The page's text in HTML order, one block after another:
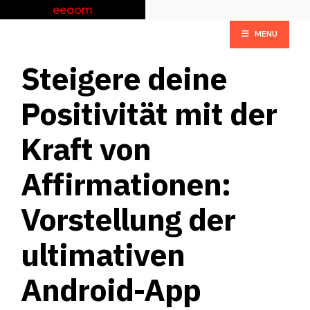
eeoom
MENU
Steigere deine
Positivität mit der
Kraft von
Affirmationen:
Vorstellung der
ultimativen
Android-App
Search